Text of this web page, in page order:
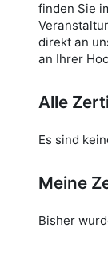
finden Sie
direkt an
an Ihrer
Alle
Es sind
Meine
Bisher